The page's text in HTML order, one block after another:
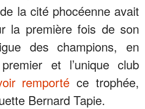
la cité phocéenne avait
la première fois de son
des champions, en
et l’unique club
remporté ce trophée,
Bernard Tapie.